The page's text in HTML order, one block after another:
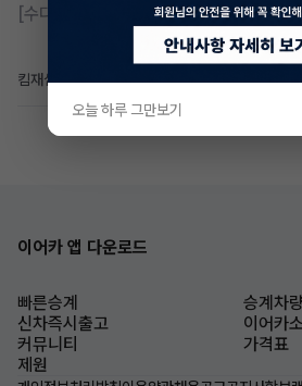
[수다방] 소렌토 2.5 T&스타리아9인승디
킴재섭21시간 전조회 92댓글 3
이어카 앱 다운로드
빠른승계
승계차
신차즉시출고
이어카
커뮤니티
가격표
제원
오늘 하루 그만보기